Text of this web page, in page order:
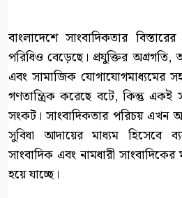
বাংলাদেশে সাংবাদিকতার
পরিধিও বেড়েছে। প্রযুক্তির অগ্রগতি,
এবং সামাজিক যোগাযোগমাধ্যমের
গণতান্ত্রিক করেছে বটে, কিন্তু একই
সংকট। সাংবাদিকতার পরিচয় এখন
সুবিধা আদায়ের মাধ্যম হিসেবে
সাংবাদিক এবং নামধারী
হয়ে যাচ্ছে।